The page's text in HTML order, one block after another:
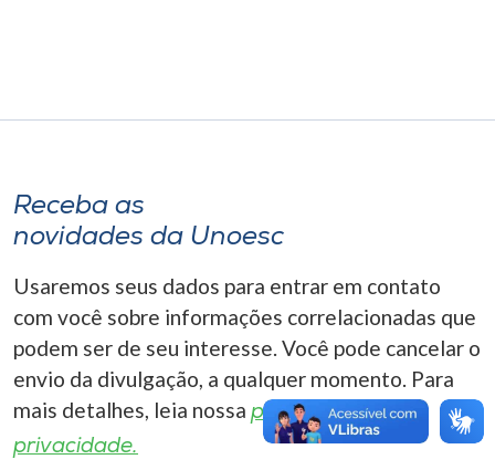
Selecione
o idioma
Receba as
novidades da Unoesc
Usaremos seus dados para entrar em contato
com você sobre informações correlacionadas que
podem ser de seu interesse. Você pode cancelar o
envio da divulgação, a qualquer momento. Para
mais detalhes, leia nossa política de
privacidade.